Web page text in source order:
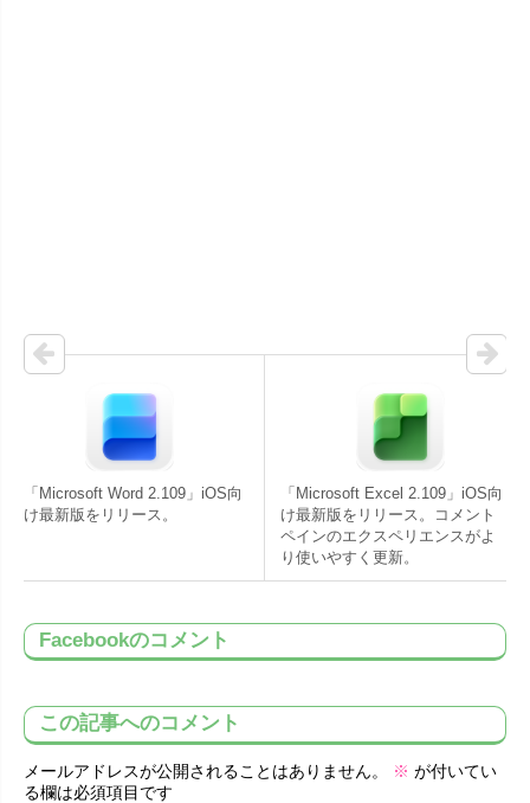
「Microsoft Word 2.109」iOS向
け最新版をリリース。
「Microsoft Excel 2.109」iOS向
け最新版をリリース。コメント
ペインのエクスペリエンスがよ
り使いやすく更新。
Facebookのコメント
この記事へのコメント
メールアドレスが公開されることはありません。 ※ が付いてい
る欄は必須項目です